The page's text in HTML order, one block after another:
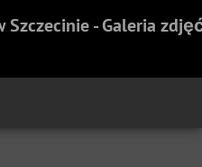
Szczecinie - Galeria